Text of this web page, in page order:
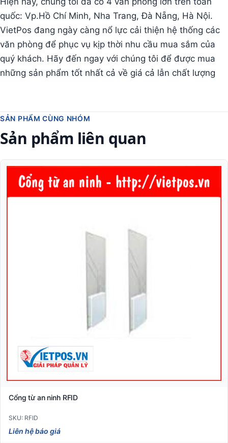
quốc: Vp.Hồ Chí Minh, Nha Trang, Đà Nẵng, Hà Nội.
VietPos đang ngày càng nổ lực cải thiện hệ thống các
văn phòng để phục vụ kịp thời nhu cầu mua sắm của
quý khách. Hãy đến ngay với chúng tôi để được mua
những sản phẩm tốt nhất cả về giá cả lẫn chất lượng
SẢN PHẨM CÙNG NHÓM
Sản phẩm liên quan
Cổng từ an ninh RFID
SKU: RFID
Liên hệ báo giá